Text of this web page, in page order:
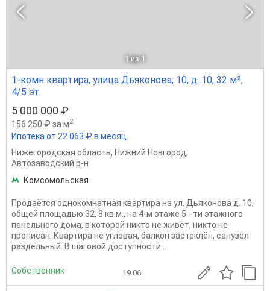
1 из 1
1-комн квартира, улица Дьяконова, 10, д. 10, 32 м²,
4/5 эт.
5 000 000 ₽
156 250 ₽ за м2
Ипотека от 22 063 ₽ в месяц
Нижегородская область, Нижний Новгород,
Автозаводский р-н
Комсомольская
Продаётся однокомнатная квартира на ул. Дьяконова д. 10,
общей площадью 32, 8 кв.м., на 4-м этаже 5 - ти этажного
панельного дома, в которой никто не живёт, никто не
прописан. Квартира не угловая, балкон застеклён, санузел
раздельный. В шаговой доступности...
Собственник 19.06